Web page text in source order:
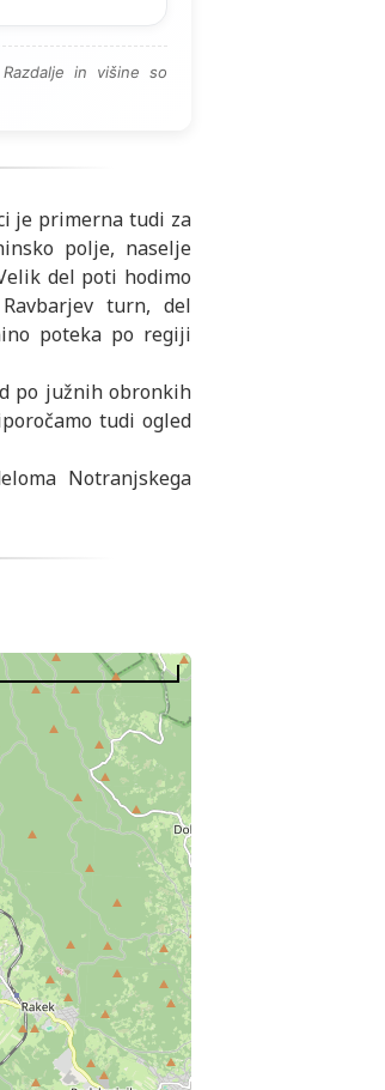
in višine so
je primerna tudi za
polje, naselje
del poti hodimo
turn, del
poteka po regiji
po južnih obronkih
tudi ogled
Notranjskega